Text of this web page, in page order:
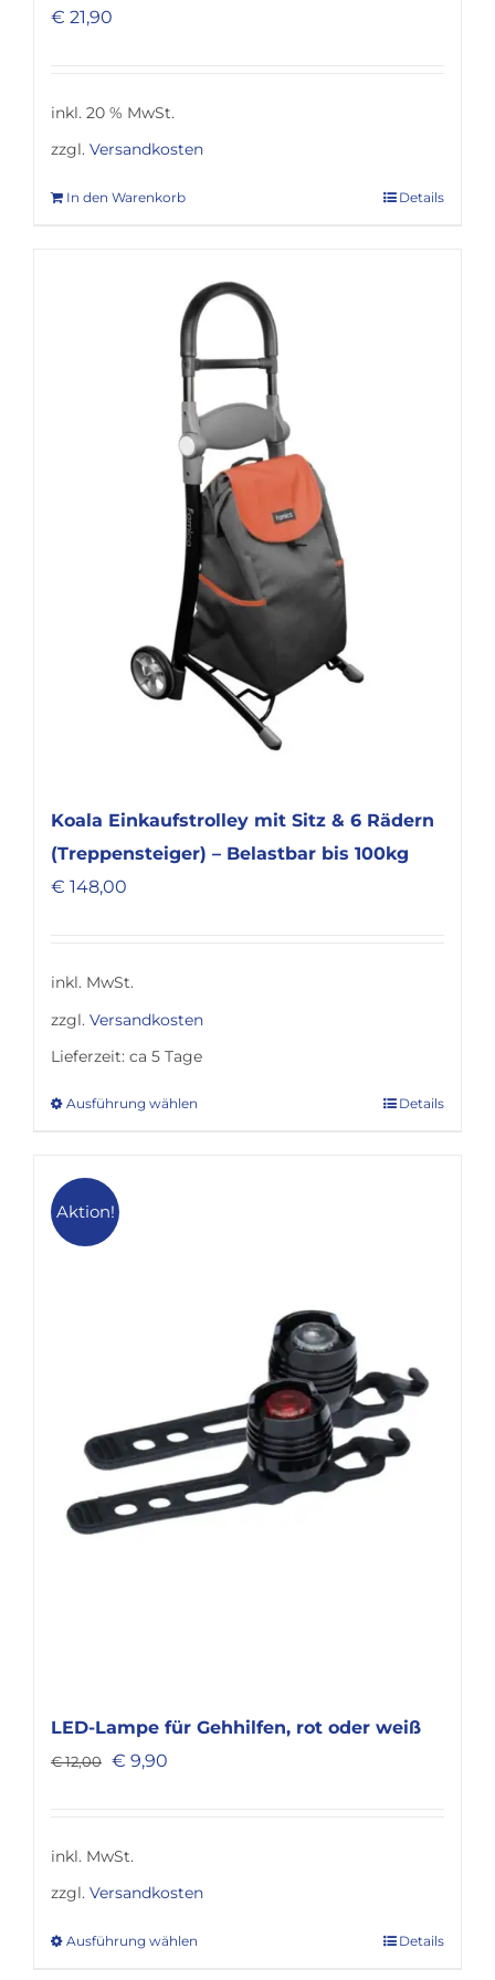
€ 21,90
inkl. 20 % MwSt.
zzgl. Versandkosten
In den Warenkorb Details
Koala Einkaufstrolley mit Sitz & 6 Rädern
(Treppensteiger) – Belastbar bis 100kg
€ 148,00
inkl. MwSt.
zzgl. Versandkosten
Lieferzeit: ca 5 Tage
Ausführung wählen
Optionen
der
Produktseite
gewählt
Details
Aktion!
LED-Lampe für Gehhilfen, rot oder weiß
€12,00 Ursprünglicher
€ 12,00
€ 9,90
inkl. MwSt.
zzgl. Versandkosten
Ausführung wählen Details